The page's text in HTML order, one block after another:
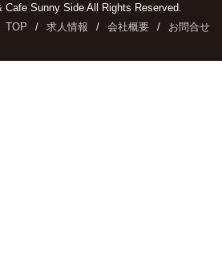
Sunny Side All Rights Reserved.
TOP
求人情報 会社概要 お問合せ